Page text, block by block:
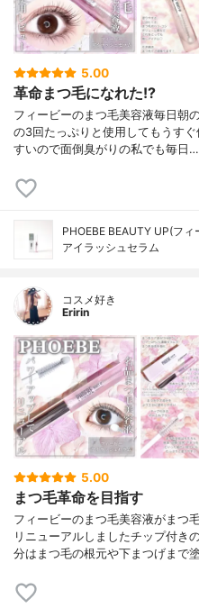
5.00
革命まつ毛になれた!?
フィービーのまつ毛美容液毎日朝
の3回たっぷりと使用してもうす
すいので面倒臭がりの私でも毎日…
PHOEBE BEAUTY UP(フ
アイラッシュセラム
コスメ好き
Eririn
5.00
まつ毛革命を目指す
フィービーのまつ毛美容液がまつ
リニューアルしましたチップ付き
分はまつ毛の根元や下まつげまで